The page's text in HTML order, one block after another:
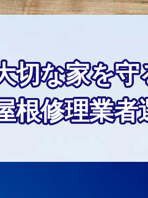
切な家を
根修理業者